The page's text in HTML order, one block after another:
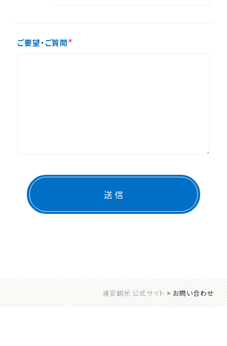
ご要望・ご質問
浦安観光 公式サイト > お問い合わせ